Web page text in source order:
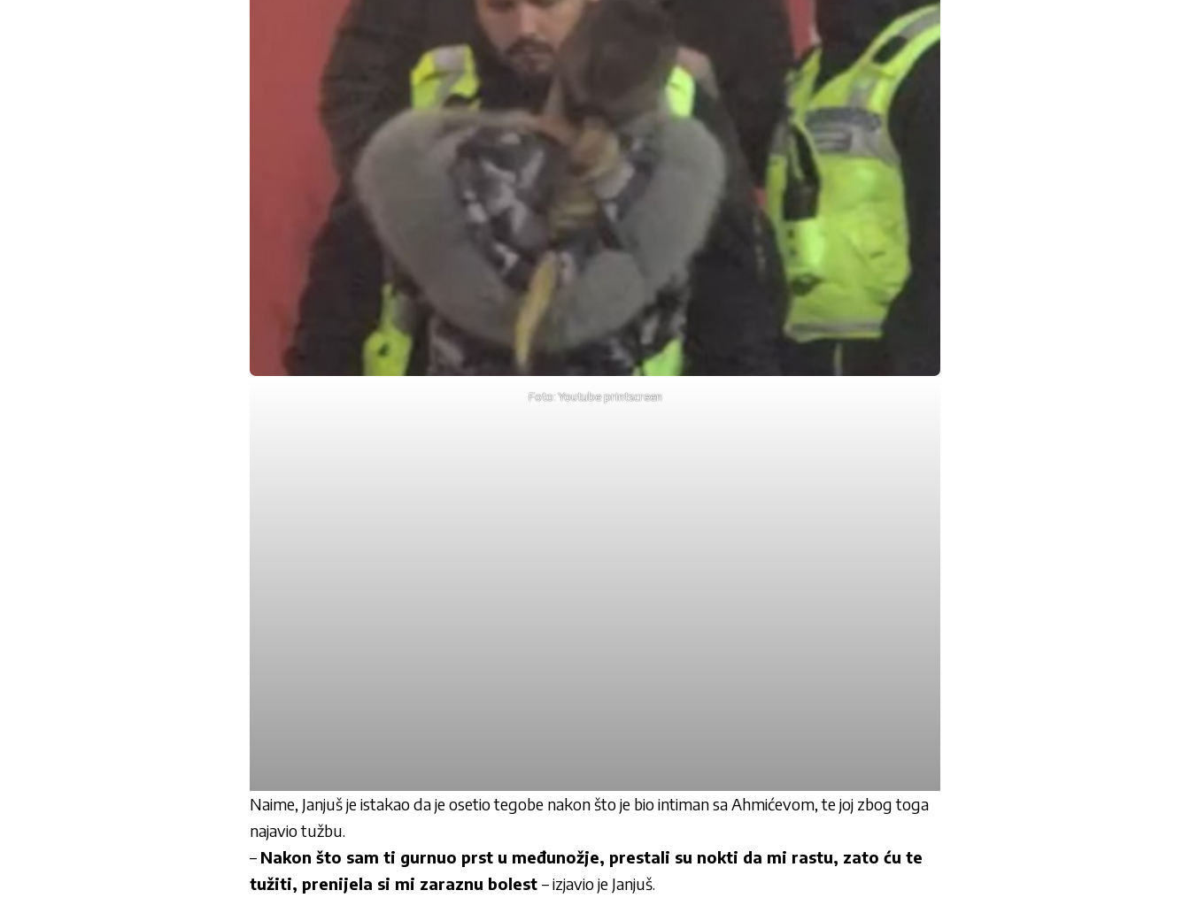
Foto: Youtube printscreen
Naime, Janjuš je istakao da je osetio tegobe nakon što je bio intiman sa Ahmićevom, te joj zbog toga
najavio tužbu.
– Nakon što sam ti gurnuo prst u međunožje, prestali su nokti da mi rastu, zato ću te
tužiti, prenijela si mi zaraznu bolest – izjavio je Janjuš.